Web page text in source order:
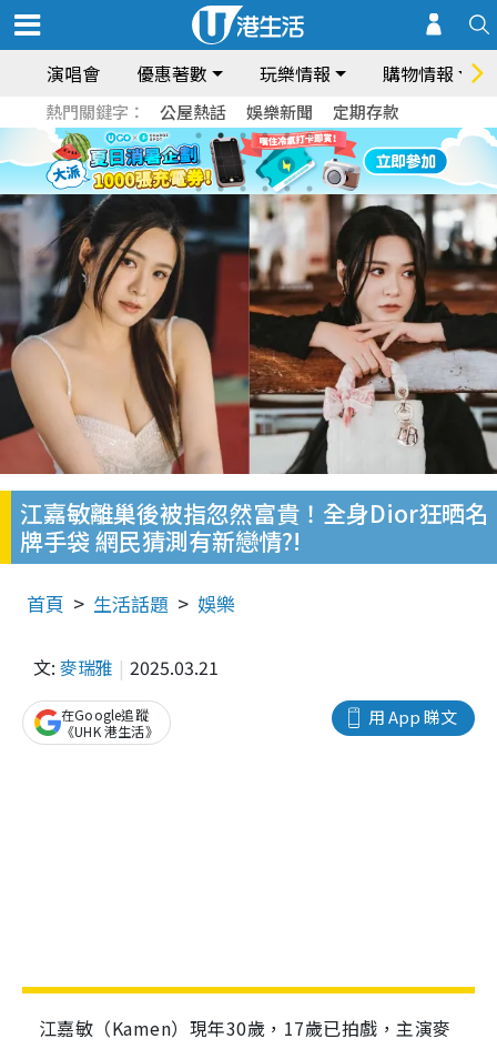
演唱會 優惠著數 玩樂情報 購物情報
熱門關鍵字： 公屋熱話 娛樂新聞 定期存款
江嘉敏離巢後被指忽然富貴！全身Dior狂晒名
牌手袋 網民猜測有新戀情?!
首頁 生活話題 娛樂
文: 麥瑞雅 2025.03.21
用 App 睇文
在Google追蹤
《UHK 港生活》
江嘉敏（Kamen）現年30歲，17歲已拍戲，主演麥